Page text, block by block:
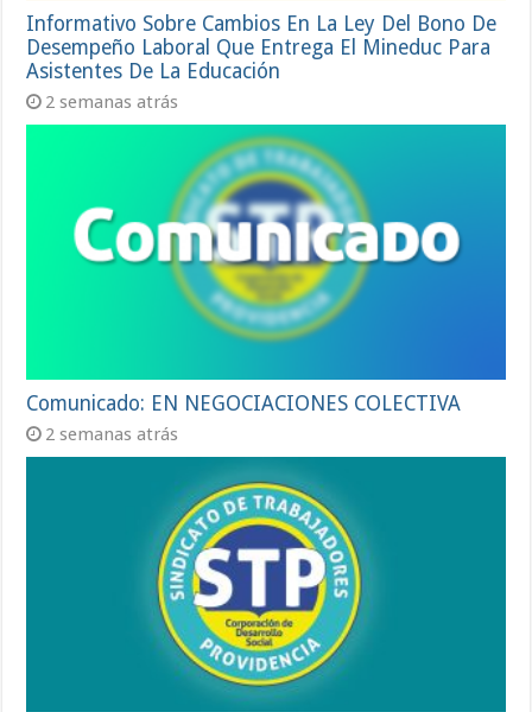
Informativo Sobre Cambios En La Ley Del Bono De
Desempeño Laboral Que Entrega El Mineduc Para
Asistentes De La Educación
2 semanas atrás
Comunicado: EN NEGOCIACIONES COLECTIVA
2 semanas atrás